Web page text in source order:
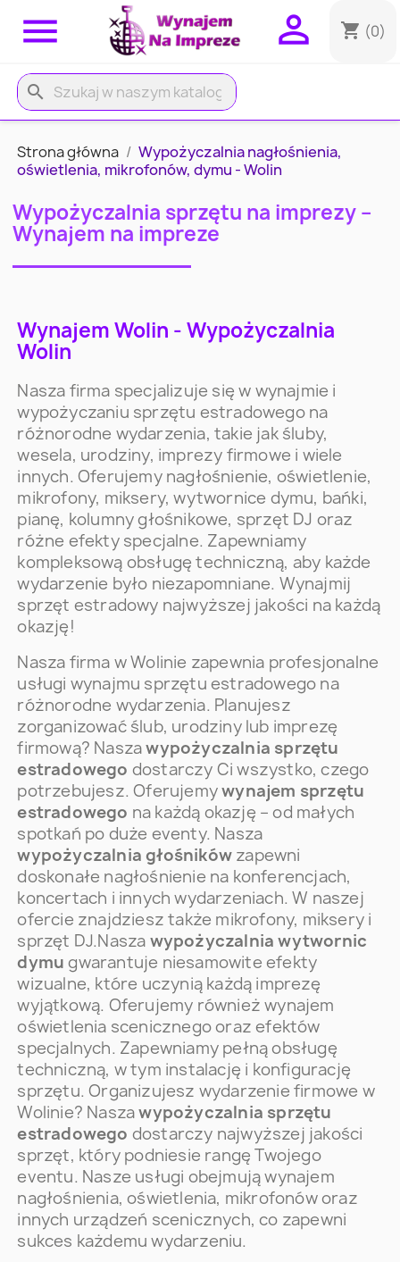
 shopping_cart (0)

search
Strona główna
Wypożyczalnia nagłośnienia,
oświetlenia, mikrofonów, dymu - Wolin
Wypożyczalnia sprzętu na imprezy –
Wynajem na impreze
Wynajem Wolin - Wypożyczalnia
Wolin
Nasza firma specjalizuje się w wynajmie i
wypożyczaniu sprzętu estradowego na
różnorodne wydarzenia, takie jak śluby,
wesela, urodziny, imprezy firmowe i wiele
innych. Oferujemy nagłośnienie, oświetlenie,
mikrofony, miksery, wytwornice dymu, bańki,
pianę, kolumny głośnikowe, sprzęt DJ oraz
różne efekty specjalne. Zapewniamy
kompleksową obsługę techniczną, aby każde
wydarzenie było niezapomniane. Wynajmij
sprzęt estradowy najwyższej jakości na każdą
okazję!
Nasza firma w Wolinie zapewnia profesjonalne
usługi wynajmu sprzętu estradowego na
różnorodne wydarzenia. Planujesz
zorganizować ślub, urodziny lub imprezę
firmową? Naszawypożyczalnia sprzętu
estradowego dostarczy Ci wszystko, czego
potrzebujesz. Oferujemywynajem sprzętu
estradowego na każdą okazję – od małych
spotkań po duże eventy. Nasza
wypożyczalnia głośników zapewni
doskonałe nagłośnienie na konferencjach,
koncertach i innych wydarzeniach. W naszej
ofercie znajdziesz także mikrofony, miksery i
sprzęt DJ.Nasza wypożyczalnia wytwornic
dymu gwarantuje niesamowite efekty
wizualne, które uczynią każdą imprezę
wyjątkową. Oferujemy również wynajem
oświetlenia scenicznego oraz efektów
specjalnych. Zapewniamy pełną obsługę
techniczną, w tym instalację i konfigurację
sprzętu. Organizujesz wydarzenie firmowe w
Wolinie? Naszawypożyczalnia sprzętu
estradowego dostarczy najwyższej jakości
sprzęt, który podniesie rangę Twojego
eventu. Nasze usługi obejmują wynajem
nagłośnienia, oświetlenia, mikrofonów oraz
innych urządzeń scenicznych, co zapewni
sukces każdemu wydarzeniu.